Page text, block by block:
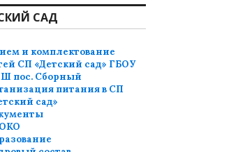
САД
и комплектование
СП «Детский сад» ГБОУ
пос. Сборный
питания в СП
сад»